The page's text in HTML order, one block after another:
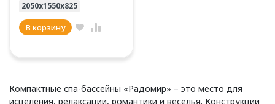
2050х1550х825
В корзину
Компактные спа-бассейны «Радомир» – это место для
исцеления, релаксации, романтики и веселья. Конструкции